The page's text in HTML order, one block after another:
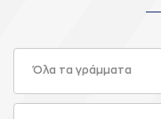
Όλα τα γράμματα